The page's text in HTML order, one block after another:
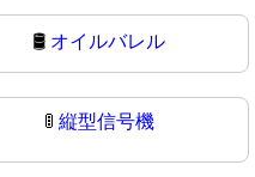
🛢 オイルバレル
🚦 縦型信号機